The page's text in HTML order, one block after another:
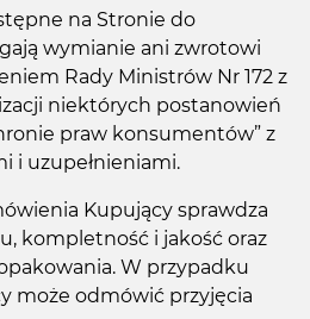
na Stronie do
wymianie ani zwrotowi
Rady Ministrów Nr 172 z
niektórych postanowień
praw konsumentów” z
i uzupełnieniami.
Kupujący sprawdza
kompletność i jakość oraz
W przypadku
może odmówić przyjęcia